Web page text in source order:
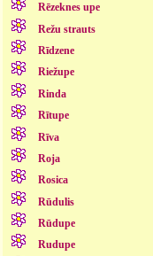
Rēzeknes upe
Režu strauts
Rīdzene
Riežupe
Rinda
Rītupe
Rīva
Roja
Rosica
Rūdulis
Rūdupe
Rudupe